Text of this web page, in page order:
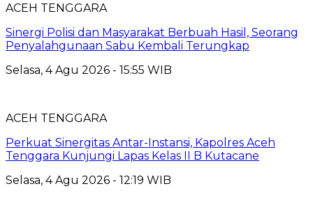
ACEH TENGGARA
Sinergi Polisi dan Masyarakat Berbuah Hasil, Seorang
Penyalahgunaan Sabu Kembali Terungkap
Selasa, 4 Agu 2026 - 15:55 WIB
ACEH TENGGARA
Perkuat Sinergitas Antar-Instansi, Kapolres Aceh
Tenggara Kunjungi Lapas Kelas II B Kutacane
Selasa, 4 Agu 2026 - 12:19 WIB